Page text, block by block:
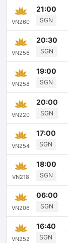
VN260
21:00
SGN
VN256
20:30
SGN
VN258
19:00
SGN
VN220
20:00
SGN
VN254
17:00
SGN
VN218
18:00
SGN
VN206
06:00
SGN
VN252
16:40
SGN